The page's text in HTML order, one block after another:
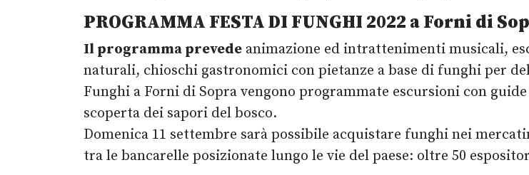
PROGRAMMA FESTA DI FUNGHI 2022 a Forni di
Il programma prevede animazione ed intrattenimenti musicali,
naturali, chioschi gastronomici con pietanze a base di funghi per
Funghi a Forni di Sopra vengono programmate escursioni con
scoperta dei sapori del bosco.
Domenica 11 settembre sarà possibile acquistare funghi nei
tra le bancarelle posizionate lungo le vie del paese: oltre 50